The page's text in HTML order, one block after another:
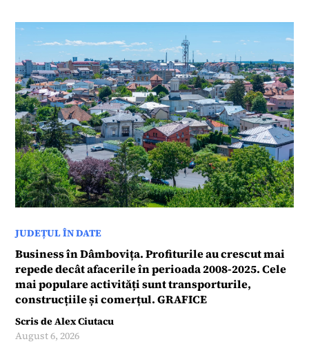
JUDEȚUL ÎN DATE
Business în Dâmbovița. Profiturile au crescut mai
repede decât afacerile în perioada 2008-2025. Cele
mai populare activități sunt transporturile,
construcțiile și comerțul. GRAFICE
Scris deAlex Ciutacu
August 6, 2026